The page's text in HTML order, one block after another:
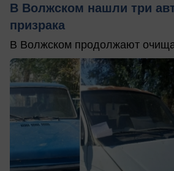
В Волжском нашли три
призрака
В Волжском продолжают